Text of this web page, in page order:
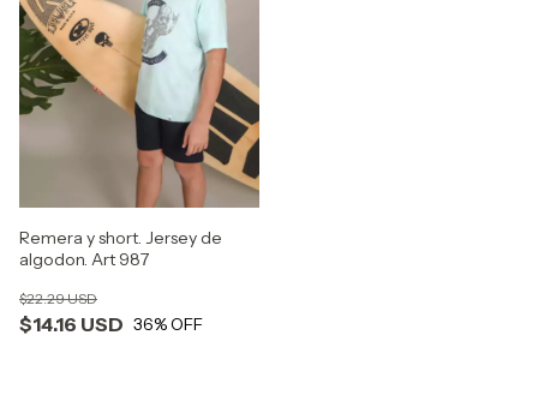
Remera y short. Jersey de
algodon. Art 987
$14.16 USD
$22.29 USD
36% OFF